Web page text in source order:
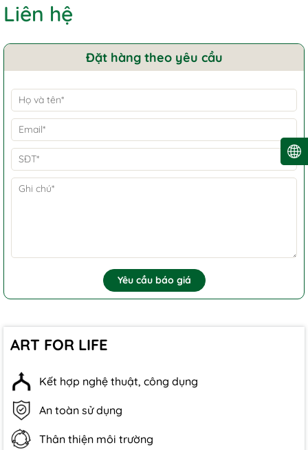
Liên hệ
Đặt hàng theo yêu cầu
Yêu cầu báo giá
ART FOR LIFE
Kết hợp nghệ thuật, công dụng
An toàn sử dụng
Thân thiện môi trường